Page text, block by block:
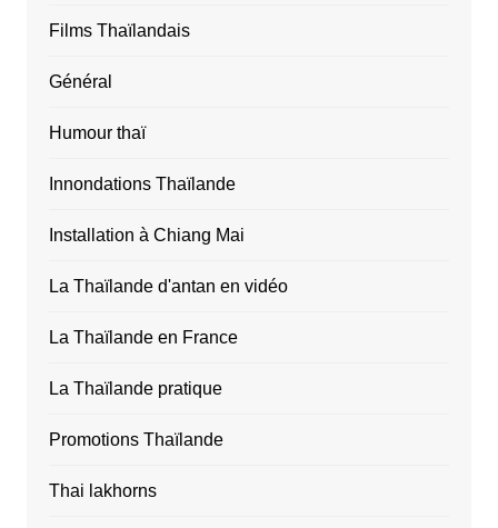
Films Thaïlandais
Général
Humour thaï
Innondations Thaïlande
Installation à Chiang Mai
La Thaïlande d'antan en vidéo
La Thaïlande en France
La Thaïlande pratique
Promotions Thaïlande
Thai lakhorns